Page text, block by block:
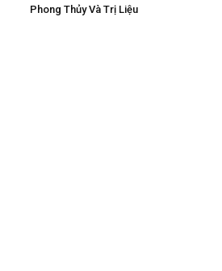
Phong Thủy Và Trị Liệu